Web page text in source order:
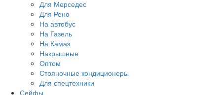
Для Мерседес
Для Рено
На автобус
На Газель
На Камаз
Накрышные
Оптом
Стояночные кондиционеры
Для спецтехники
Сейфы